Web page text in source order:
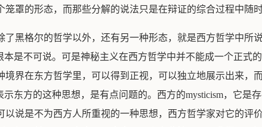
笼罩的形态，而那些分解的说法只是在辩证的综合过程中随
了黑格尔的哲学以外，还有另一种形态，就是西方哲学中所
本是不可说。可是神秘主义在西方哲学中并不能成一个正式
境界在东方哲学里，可以得到正视，可以独立地展示出来，
示东方的这种思想，是有点问题的。西方的mysticism，它是
以说是不为西方人所重视的一种思想，西方哲学家对它的评